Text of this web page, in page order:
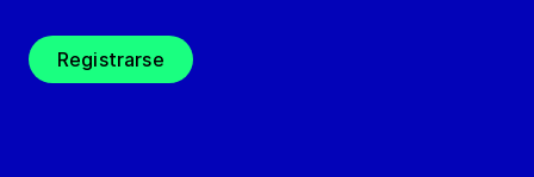
Registrarse